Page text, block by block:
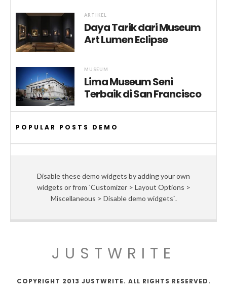
ARTIKEL
Daya Tarik dari Museum
Art Lumen Eclipse
MUSEUM
Lima Museum Seni
Terbaik di San Francisco
POPULAR POSTS DEMO
Disable these demo widgets by adding your own
widgets or from `Customizer > Layout Options >
Miscellaneous > Disable demo widgets`.
JUSTWRITE
COPYRIGHT 2013 JUSTWRITE. ALL RIGHTS RESERVED.